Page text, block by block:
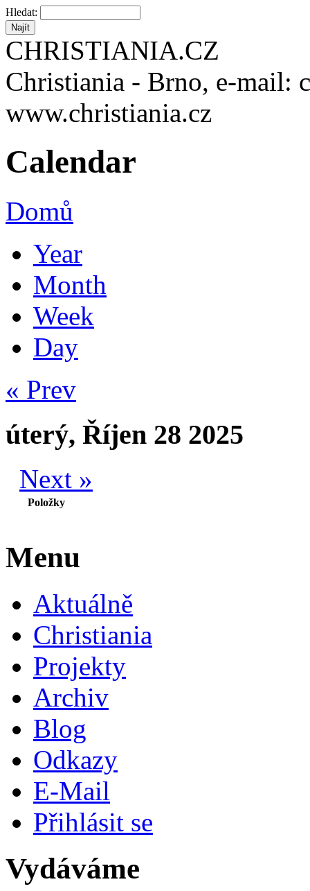
Hledat:
CHRISTIANIA.CZ
Christiania - Brno, e-mail:
www.christiania.cz
Calendar
Domů
Year
Month
Week
Day
« Prev
úterý, Říjen 28 2025
Next »
Položky
Menu
Aktuálně
Christiania
Projekty
Archiv
Blog
Odkazy
E-Mail
Přihlásit se
Vydáváme